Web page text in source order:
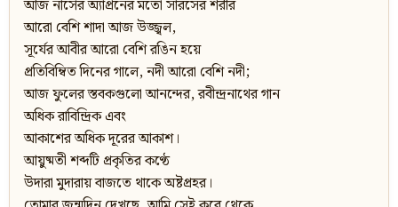
আজ নার্সের অ্যাপ্রনের মতো সারসের শরীর
আরো বেশি শাদা আজ উজ্জ্বল,
সূর্যের আবীর আরো বেশি রঙিন হয়ে
প্রতিবিম্বিত দিনের গালে, নদী আরো বেশি নদী;
আজ ফুলের স্তবকগুলো আনন্দের, রবীন্দ্রনাথের গান
অধিক রাবিন্দ্রিক এবং
আকাশের অধিক দূরের আকাশ।
আয়ুষ্মতী শব্দটি প্রকৃতির কণ্ঠে
উদারা মুদারায় বাজতে থাকে অষ্টপ্রহর।